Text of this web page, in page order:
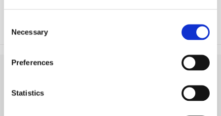
Selection
Necessary
Preferences
Statistics